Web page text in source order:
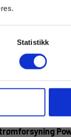
Statistikk